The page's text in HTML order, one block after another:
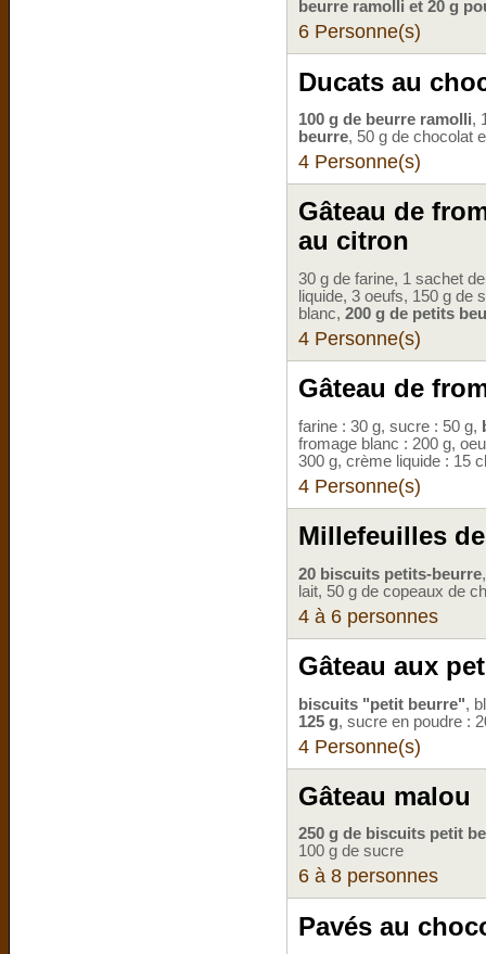
beurre ramolli et 20 g
6 Personne(s)
Ducats au
100 g de beurre ramolli,
beurre, 50 g de chocolat
4 Personne(s)
Gâteau de
au citron
30 g de farine, 1 sachet
liquide, 3 oeufs, 150 g de
blanc, 200 g de petits
4 Personne(s)
Gâteau de
farine : 30 g, sucre : 50 g,
fromage blanc : 200 g,
300 g, crème liquide : 15 cl
4 Personne(s)
Millefeuilles
20 biscuits petits-beurre
lait, 50 g de copeaux de
4 à 6 personnes
Gâteau aux
biscuits "petit beurre",
125 g, sucre en poudre :
4 Personne(s)
Gâteau malou
250 g de biscuits petit
100 g de sucre
6 à 8 personnes
Pavés au